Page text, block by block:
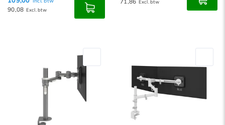
90,08 Excl. btw
Excl. btw